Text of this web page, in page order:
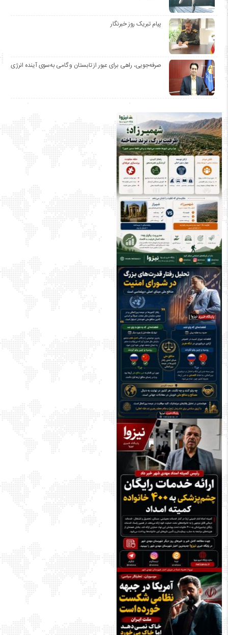
پیام تبریک روز خبرنگار
صرفه‌جویی، راهی برای عبور از تابستان و گامی به‌سوی آینده انرژی